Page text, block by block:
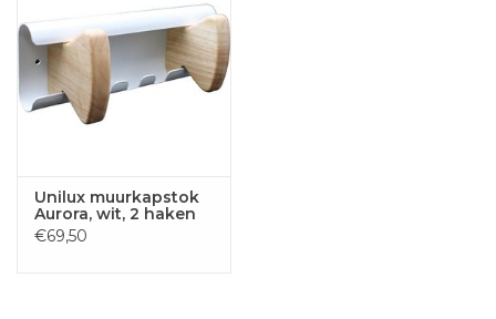
Unilux muurkapstok
Aurora, wit, 2 haken
€69,50